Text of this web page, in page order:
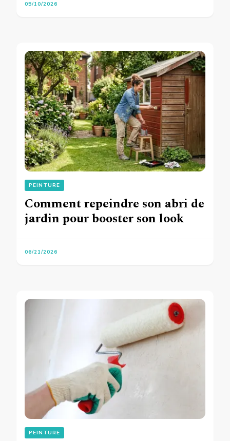
05/10/2026
PEINTURE
Comment repeindre son abri de
jardin pour booster son look
06/21/2026
PEINTURE